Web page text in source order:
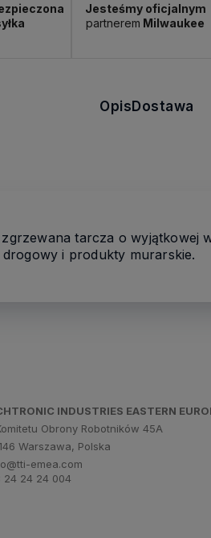
Jesteśmy oficjalnym
partnerem Milwaukee
OpisDostawa
tarcza o wyjątkowej
i produkty murarskie.
INDUSTRIES EASTERN
Obrony Robotników 45A
Warszawa, Polska
emea.com
24 24 24 004